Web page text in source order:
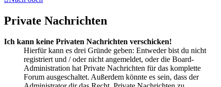
Private Nachrichten
Ich kann keine Privaten Nachrichten verschicken!
Hierfür kann es drei Gründe geben: Entweder bist du nicht
registriert und / oder nicht angemeldet, oder die Board-
Administration hat Private Nachrichten für das komplette
Forum ausgeschaltet. Außerdem könnte es sein, dass der